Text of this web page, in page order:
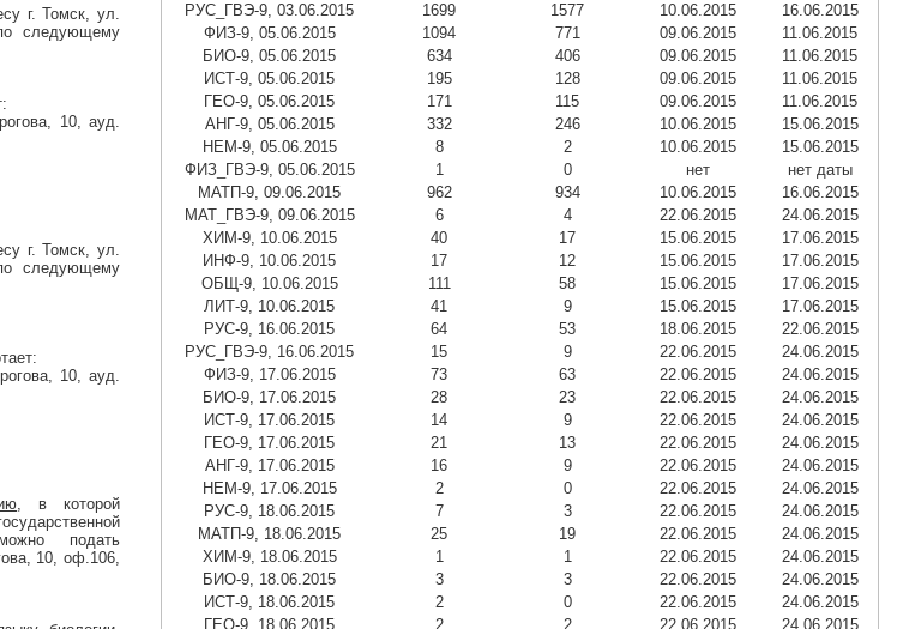
г. Томск, ул.
следующему
10, ауд.
г. Томск, ул.
следующему
10, ауд.
, в которой
подать
10, оф.106,
РУС_ГВЭ-9, 03.06.2015
1699 1577 10.06.2015
16.06.2015
ФИЗ-9, 05.06.2015
1094 771 09.06.2015
11.06.2015
БИО-9, 05.06.2015
634 406 09.06.2015
11.06.2015
ИСТ-9, 05.06.2015
195 128 09.06.2015
11.06.2015
ГЕО-9, 05.06.2015
171 115 09.06.2015
11.06.2015
АНГ-9, 05.06.2015
332 246 10.06.2015
15.06.2015
НЕМ-9, 05.06.2015
8 2 10.06.2015
15.06.2015
ФИЗ_ГВЭ-9, 05.06.2015
1 0 нет
нет даты
МАТП-9, 09.06.2015
962 934 10.06.2015
16.06.2015
МАТ_ГВЭ-9, 09.06.2015
6 4 22.06.2015
24.06.2015
ХИМ-9, 10.06.2015
40 17 15.06.2015
17.06.2015
ИНФ-9, 10.06.2015
17 12 15.06.2015
17.06.2015
ОБЩ-9, 10.06.2015
111 58 15.06.2015
17.06.2015
ЛИТ-9, 10.06.2015
41 9 15.06.2015
17.06.2015
РУС-9, 16.06.2015
64 53 18.06.2015
22.06.2015
РУС_ГВЭ-9, 16.06.2015
15 9 22.06.2015
24.06.2015
ФИЗ-9, 17.06.2015
73 63 22.06.2015
24.06.2015
БИО-9, 17.06.2015
28 23 22.06.2015
24.06.2015
ИСТ-9, 17.06.2015
14 9 22.06.2015
24.06.2015
ГЕО-9, 17.06.2015
21 13 22.06.2015
24.06.2015
АНГ-9, 17.06.2015
16 9 22.06.2015
24.06.2015
НЕМ-9, 17.06.2015
2 0 22.06.2015
24.06.2015
РУС-9, 18.06.2015
7 3 22.06.2015
24.06.2015
МАТП-9, 18.06.2015
25 19 22.06.2015
24.06.2015
ХИМ-9, 18.06.2015
1 1 22.06.2015
24.06.2015
БИО-9, 18.06.2015
3 3 22.06.2015
24.06.2015
ИСТ-9, 18.06.2015
2 0 22.06.2015
24.06.2015
ГЕО-9, 18.06.2015
2 2 22.06.2015
24.06.2015